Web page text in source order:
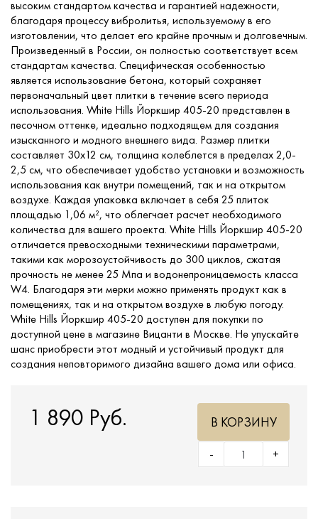
высоким стандартом качества и гарантией надежности,
благодаря процессу вибролитья, используемому в его
изготовлении, что делает его крайне прочным и долговечным.
Произведенный в России, он полностью соответствует всем
стандартам качества. Специфическая особенностью
является использование бетона, который сохраняет
первоначальный цвет плитки в течение всего периода
использования. White Hills Йоркшир 405-20 представлен в
песочном оттенке, идеально подходящем для создания
изысканного и модного внешнего вида. Размер плитки
составляет 30x12 см, толщина колеблется в пределах 2,0-
2,5 см, что обеспечивает удобство установки и возможность
использования как внутри помещений, так и на открытом
воздухе. Каждая упаковка включает в себя 25 плиток
площадью 1,06 м², что облегчает расчет необходимого
количества для вашего проекта. White Hills Йоркшир 405-20
отличается превосходными техническими параметрами,
такими как морозоустойчивость до 300 циклов, сжатая
прочность не менее 25 Мпа и водонепроницаемость класса
W4. Благодаря эти мерки можно применять продукт как в
помещениях, так и на открытом воздухе в любую погоду.
White Hills Йоркшир 405-20 доступен для покупки по
доступной цене в магазине Вицанти в Москве. Не упускайте
шанс приобрести этот модный и устойчивый продукт для
создания неповторимого дизайна вашего дома или офиса.
1 890 Руб.
+
-
В КОРЗИНУ